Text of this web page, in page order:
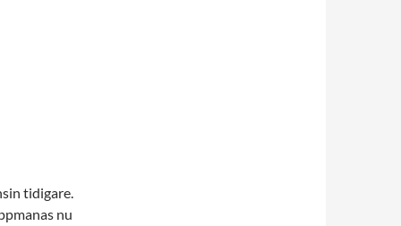
tidigare.
nu